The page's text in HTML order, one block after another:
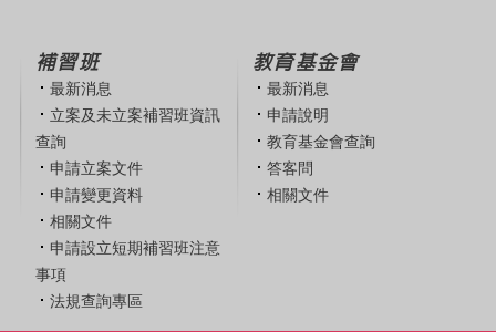
補習班
最新消息
立案及未立案補習班資訊
查詢
申請立案文件
申請變更資料
相關文件
申請設立短期補習班注意
事項
法規查詢專區
教育基金會
最新消息
申請說明
教育基金會查詢
答客問
相關文件